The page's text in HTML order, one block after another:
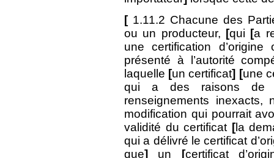
[ 1.11.2 Chacune des
ou un producteur, [qui [a
une certification
présenté à l’autorité
laquelle [un certificat] [une
qui a des raisons de
renseignements
modification qui pourrait
validité du certificat [la
qui a délivré le certificat
que] un [certificat